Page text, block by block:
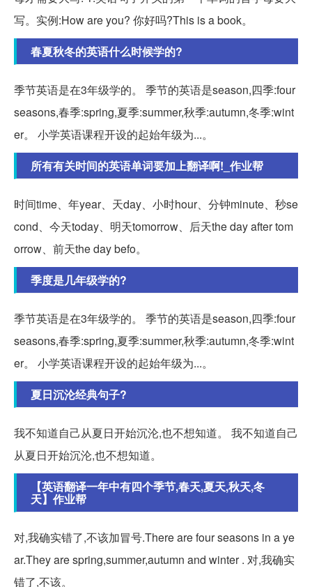
写。实例:How are you? 你好吗?This is a book。
春夏秋冬的英语什么时候学的?
季节英语是在3年级学的。 季节的英语是season,四季:four
seasons,春季:spring,夏季:summer,秋季:autumn,冬季:wint
er。 小学英语课程开设的起始年级为...。
所有有关时间的英语单词要加上翻译啊!_作业帮
时间time、年year、天day、小时hour、分钟minute、秒se
cond、今天today、明天tomorrow、后天the day after tom
orrow、前天the day befo。
季度是几年级学的?
季节英语是在3年级学的。 季节的英语是season,四季:four
seasons,春季:spring,夏季:summer,秋季:autumn,冬季:wint
er。 小学英语课程开设的起始年级为...。
夏日沉沦经典句子?
我不知道自己从夏日开始沉沦,也不想知道。 我不知道自己
从夏日开始沉沦,也不想知道。
【英语翻译一年中有四个季节,春天,夏天,秋天,冬
天】作业帮
对,我确实错了,不该加冒号.There are four seasons in a ye
ar.They are spring,summer,autumn and winter . 对,我确实
错了,不该。